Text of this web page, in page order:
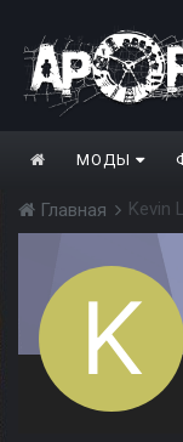
МОДЫ
Главная Kevin